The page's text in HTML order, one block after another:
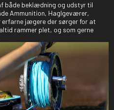
både beklædning og udstyr til
Ammunition, Haglgeværer,
jægere der sørger for at
rammer plet, og som gerne